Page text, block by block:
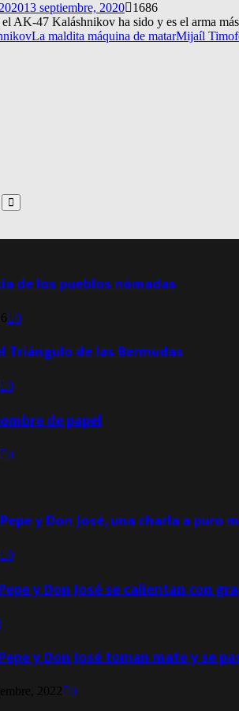
13 septiembre, 2020
1686
AK-47 Kaláshnikov ha sido y es el arma
La maldita máquina de matarMijaíl
Search
de los pueblos nómadas
0
Triángulo de las Bermudas
0
de papel
0
y Don José, una charla a
0
y Don José se calientan con
y Don José toman mate y se
2022 0